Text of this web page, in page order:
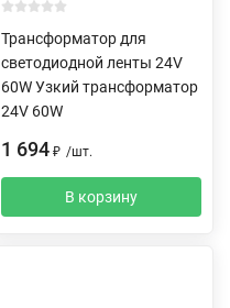
Трансформатор для
светодиодной ленты 24V
60W Узкий трансформатор
24V 60W
1 694 ₽ /шт.
В корзину